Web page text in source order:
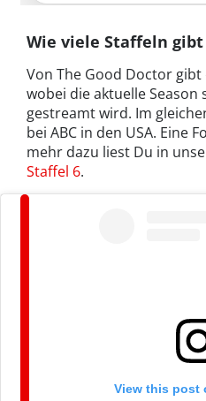
Wie viele Staffeln gibt
Von The Good Doctor
wobei die aktuelle Season
gestreamt wird. Im
bei ABC in den USA. Eine
mehr dazu liest Du in
Staffel 6.
View this post